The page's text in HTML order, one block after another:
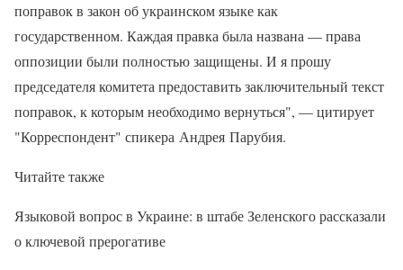
поправок в закон об украинском языке как
государственном. Каждая правка была названа — права
оппозиции были полностью защищены. И я прошу
председателя комитета предоставить заключительный текст
поправок, к которым необходимо вернуться", — цитирует
"Корреспондент" спикера Андрея Парубия.
Читайте также
Языковой вопрос в Украине: в штабе Зеленского рассказали
о ключевой прерогативе